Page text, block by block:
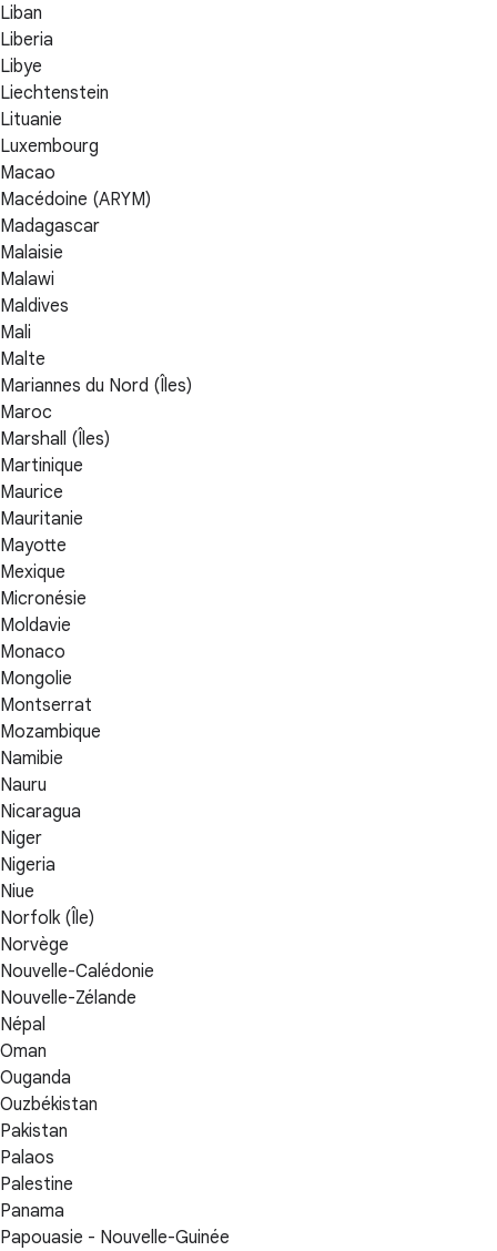
Liban
Liberia
Libye
Liechtenstein
Lituanie
Luxembourg
Macao
Macédoine (ARYM)
Madagascar
Malaisie
Malawi
Maldives
Mali
Malte
Mariannes du Nord (Îles)
Maroc
Marshall (Îles)
Martinique
Maurice
Mauritanie
Mayotte
Mexique
Micronésie
Moldavie
Monaco
Mongolie
Montserrat
Mozambique
Namibie
Nauru
Nicaragua
Niger
Nigeria
Niue
Norfolk (Île)
Norvège
Nouvelle-Calédonie
Nouvelle-Zélande
Népal
Oman
Ouganda
Ouzbékistan
Pakistan
Palaos
Palestine
Panama
Papouasie - Nouvelle-Guinée